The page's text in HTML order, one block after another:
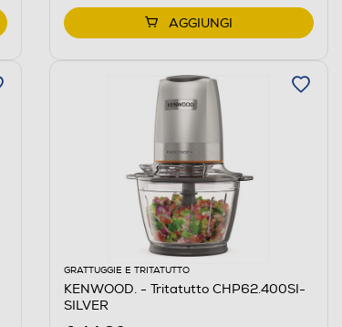
AGGIUNGI
GRATTUGGIE E TRITATUTTO
KENWOOD. - Tritatutto CHP62.400SI-
SILVER